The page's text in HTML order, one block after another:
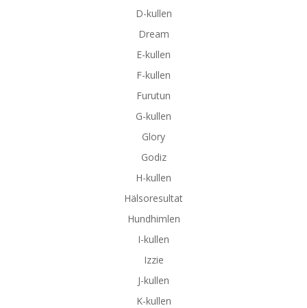
D-kullen
Dream
E-kullen
F-kullen
Furutun
G-kullen
Glory
Godiz
H-kullen
Hälsoresultat
Hundhimlen
I-kullen
Izzie
J-kullen
K-kullen